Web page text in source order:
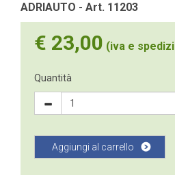
ADRIAUTO - Art. 11203
€ 23,00 (iva e
Quantità
Aggiungi al carrello